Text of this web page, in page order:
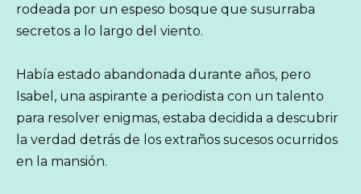
rodeada por un espeso bosque que susurraba
secretos a lo largo del viento.
Había estado abandonada durante años, pero
Isabel, una aspirante a periodista con un talento
para resolver enigmas, estaba decidida a descubrir
la verdad detrás de los extraños sucesos ocurridos
en la mansión.